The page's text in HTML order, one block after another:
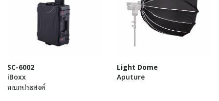
SC-6002
iBoxx
อเนกประสงค์
Light Dome
Aputure